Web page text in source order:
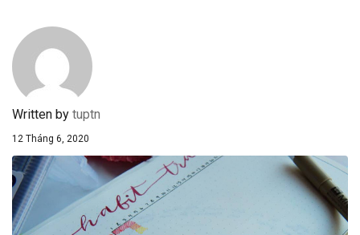
Written by tuptn
12 Tháng 6, 2020